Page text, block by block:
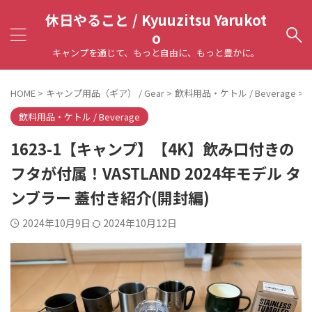
休日やること / Kyuuzitsu Yarukot
o
キャンプを通じて、もっと自由に、もっと豊かに。
HOME > キャンプ用品（ギア） / Gear > 飲料用品・ケトル / Beverage >
飲料用品・ケトル / Beverage
1623-1【キャンプ】【4K】飲み口付きの
フタが付属！VASTLAND 2024年モデル タ
ンブラー 蓋付き紹介(開封編)
2024年10月9日 2024年10月12日